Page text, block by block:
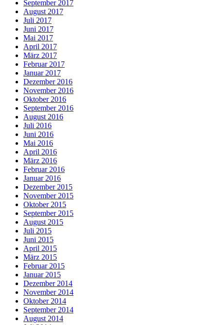
September 2017
August 2017
Juli 2017
Juni 2017
Mai 2017
April 2017
März 2017
Februar 2017
Januar 2017
Dezember 2016
November 2016
Oktober 2016
September 2016
August 2016
Juli 2016
Juni 2016
Mai 2016
April 2016
März 2016
Februar 2016
Januar 2016
Dezember 2015
November 2015
Oktober 2015
September 2015
August 2015
Juli 2015
Juni 2015
April 2015
März 2015
Februar 2015
Januar 2015
Dezember 2014
November 2014
Oktober 2014
September 2014
August 2014